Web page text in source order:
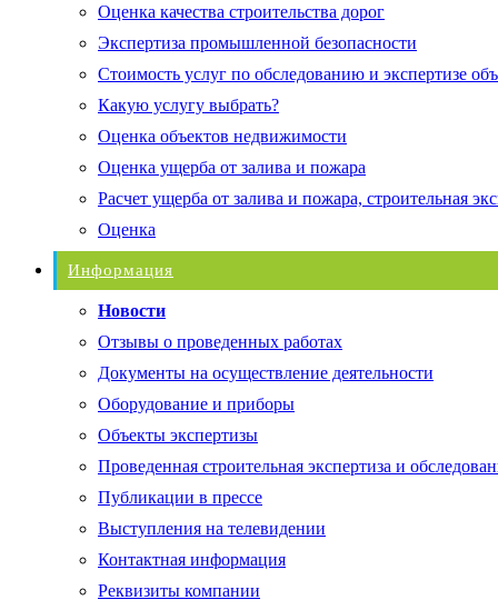
Оценка качества строительства дорог
Экспертиза промышленной безопасности
Стоимость услуг по обследованию и экспертизе
Какую услугу выбрать?
Оценка объектов недвижимости
Оценка ущерба от залива и пожара
Расчет ущерба от залива и пожара, строительная
Оценка
Информация
Новости
Отзывы о проведенных работах
Документы на осуществление деятельности
Оборудование и приборы
Объекты экспертизы
Проведенная строительная экспертиза и
Публикации в прессе
Выступления на телевидении
Контактная информация
Реквизиты компании